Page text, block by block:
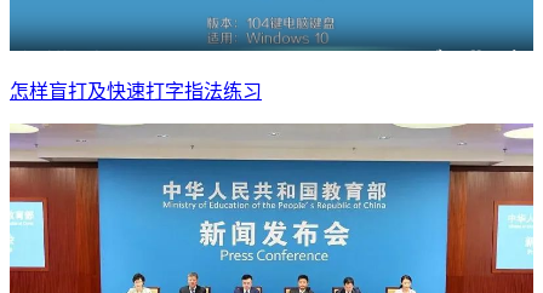
怎样盲打及快速打字指法练习